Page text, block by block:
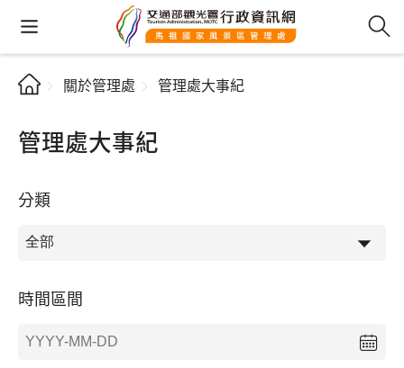
關於管理處 管理處大事紀
管理處大事紀
分類
時間區間